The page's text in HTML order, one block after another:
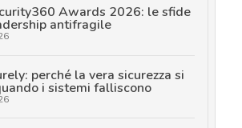
Awards 2026: le sfide
antifragile
perché la vera sicurezza si
i sistemi falliscono